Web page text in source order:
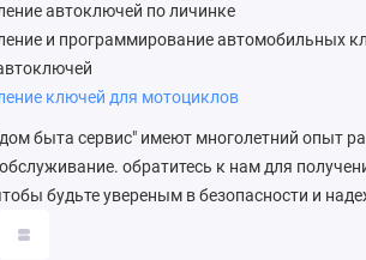
автоключей по личинке
и программирование автомобильных
ключей для мотоциклов
быта сервис" имеют многолетний опыт
обратитесь к нам для
будьте увереным в безопасности и